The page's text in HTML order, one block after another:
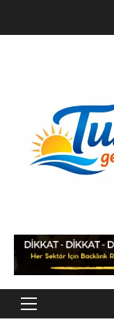
Primary